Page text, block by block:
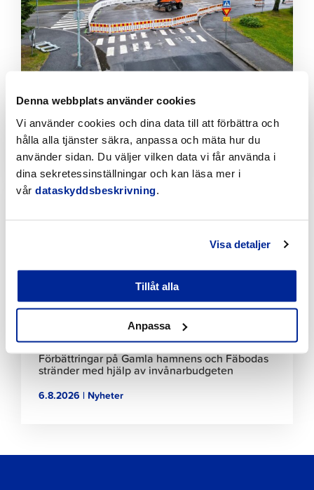
Denna webbplats använder cookies
Vi använder cookies och dina data till att förbättra och
hålla alla tjänster säkra, anpassa och mäta hur du
använder sidan. Du väljer vilken data vi får använda i
dina sekretessinställningar och kan läsa mer i
vår dataskyddsbeskrivning
Visa detaljer
Tillåt alla
Anpassa
Tillfälliga trafikarrangemang vid Sikören samt i
Jakobsgatan
6.8.2026 | Nyheter
Klicka
Förbättringar på Gamla hamnens och Fäbodas
stränder med hjälp av invånarbudgeten
6.8.2026 | Nyheter